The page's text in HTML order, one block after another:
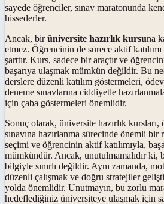
sayede öğrenciler, sınav maratonunda
hissederler.
Ancak, birüniversite hazırlık kursuna
etmez. Öğrencinin de sürece aktif katılımı
şarttır. Kurs, sadece bir araçtır ve
başarıya ulaşmak mümkün değildir. Bu
derslere düzenli katılım göstermeleri,
deneme sınavlarına ciddiyetle
için çaba göstermeleri önemlidir.
Sonuç olarak, üniversite hazırlık
sınavına hazırlanma sürecinde önemli
seçimi ve öğrencinin aktif katılımıyla,
mümkündür. Ancak, unutulmamalıdır ki,
bilgiyle sınırlı değildir. Aynı zamanda,
düzenli çalışmak ve doğru stratejiler
yolda önemlidir. Unutmayın, bu zorlu
hedeflediğiniz üniversiteye ulaşmak için